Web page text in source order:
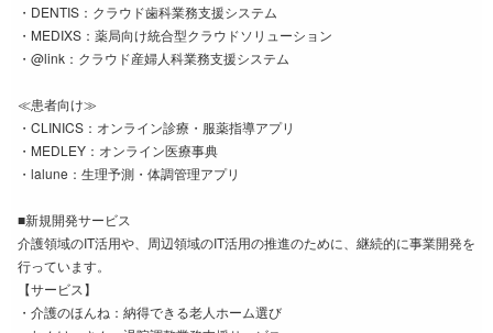
・DENTIS：クラウド歯科業務支援システム
・MEDIXS：薬局向け統合型クラウドソリューション
・@link：クラウド産婦人科業務支援システム
≪患者向け≫
・CLINICS：オンライン診療・服薬指導アプリ
・MEDLEY：オンライン医療事典
・lalune：生理予測・体調管理アプリ
■新規開発サービス
介護領域のIT活用や、周辺領域のIT活用の推進のために、継続的に事業開発を
行っています。
【サービス】
・介護のほんね：納得できる老人ホーム選び